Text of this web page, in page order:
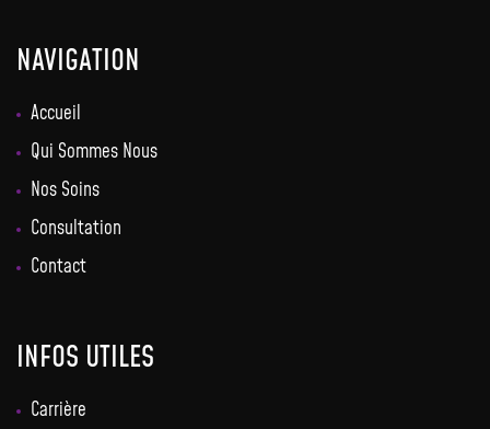
NAVIGATION
Accueil
Qui Sommes Nous
Nos Soins
Consultation
Contact
INFOS UTILES
Carrière